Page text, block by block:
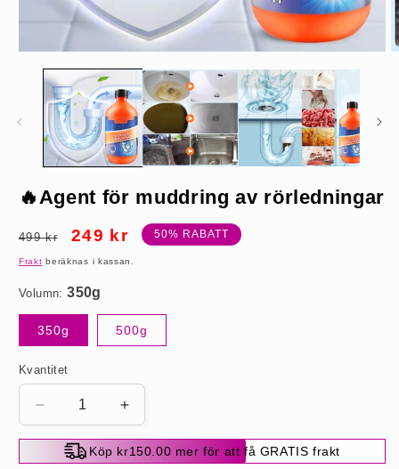
mediet
modalfönster
🔥Agent för muddring av rörledningar
Ordinarie
pris
499 kr Försäljningspris
249 kr 50% RABATT
Frakt beräknas i kassan.
Volumn:
350g
350g 500g
Kvantitet
Minska
kvantitet
Öka
kvantitet
för
Köp kr150.00 mer för att få GRATIS frakt